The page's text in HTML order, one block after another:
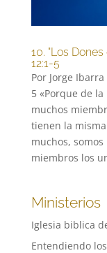
10. "Los
12:1-5
Por Jorge
5 «Porque de
muchos
tienen la
muchos,
miembros los
Ministerios
Iglesia biblica
Entendiendo